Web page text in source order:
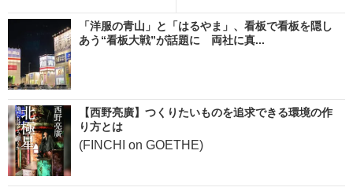
「洋服の青山」と「はるやま」、看板で看板を隠し
あう“看板大戦”が話題に 両社に真...
【西野亮廣】つくりたいものを追求できる環境の作
り方とは
(FINCHI on GOETHE)